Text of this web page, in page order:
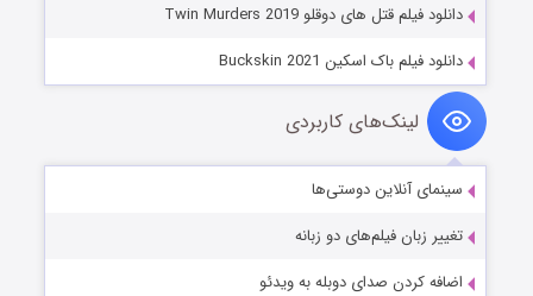
دانلود فیلم قتل های دوقلو Twin Murders 2019
دانلود فیلم باک اسکین Buckskin 2021
لینک‌های کاربردی
سینمای آنلاین دوستی‌ها
تغییر زبان فیلم‌های دو زبانه
اضافه کردن صدای دوبله به ویدئو